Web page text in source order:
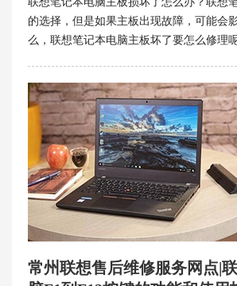
的选择，但是如果主板出现故障，可能会
么，联想笔记本电脑主板坏了要怎么修理
常州联想售后维修服务网点|